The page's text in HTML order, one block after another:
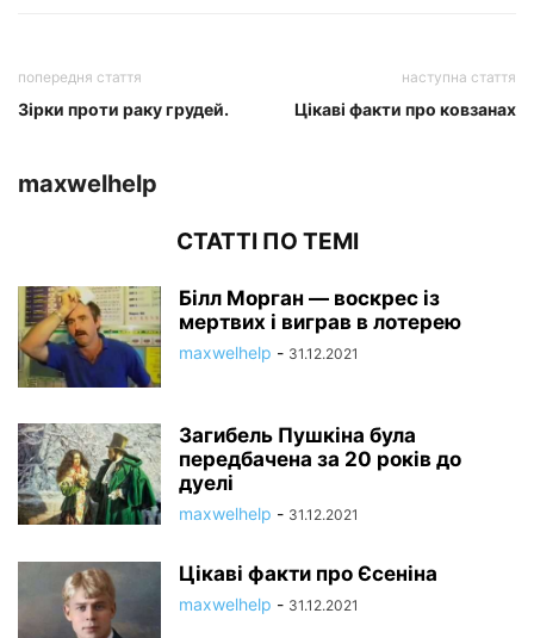
попередня стаття
Зірки проти раку грудей.
наступна стаття
Цікаві факти про ковзанах
maxwelhelp
СТАТТІ ПО ТЕМІ
Білл Морган — воскрес із
мертвих і виграв в лотерею
maxwelhelp - 31.12.2021
Загибель Пушкіна була
передбачена за 20 років до
дуелі
maxwelhelp - 31.12.2021
Цікаві факти про Єсеніна
maxwelhelp - 31.12.2021